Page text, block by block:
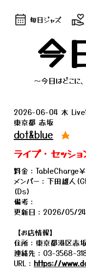
毎日ジャズ
今
～今日はどこに
2026-06-04 木
東京都 赤坂
dot&blue
★
ライブ・セッショ
料金：TableCharge
メンバー：下田雄人
(Ds)
備考：
更新日：2026/05/24
【お店情報】
住所：東京都港区赤
連絡先：03-3568-
URL： https://